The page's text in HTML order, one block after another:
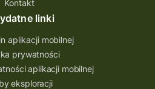
Kontakt
linki
aplikacji mobilnej
prywatności
aplikacji mobilnej
eksploracji